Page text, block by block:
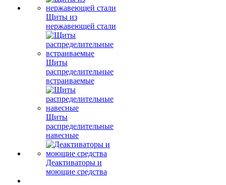
Щиты из
нержавеющей стали
Щиты
распределительные
встраиваемые
Щиты
распределительные
навесные
Деактиваторы и
моющие средства